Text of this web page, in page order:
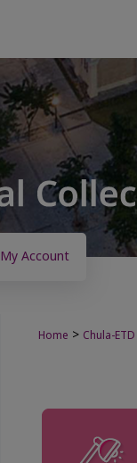
My Account
Home > Chula-ETD